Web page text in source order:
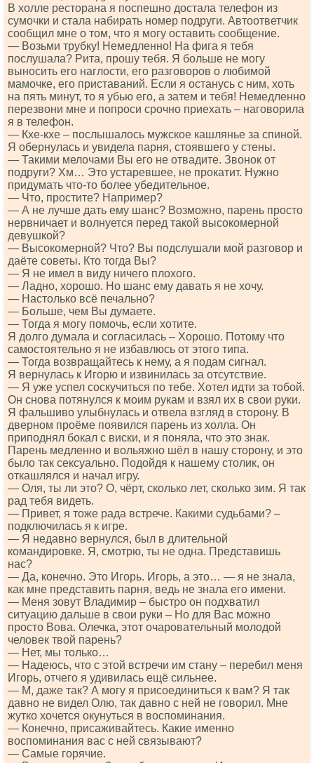
В холле ресторана я поспешно достала телефон из
сумочки и стала набирать номер подруги. Автоответчик
сообщил мне о том, что я могу оставить сообщение.
— Возьми трубку! Немедленно! На фига я тебя
послушала? Рита, прошу тебя. Я больше не могу
выносить его наглости, его разговоров о любимой
мамочке, его приставаний. Если я останусь с ним, хоть
на пять минут, то я убью его, а затем и тебя! Немедленно
перезвони мне и попроси срочно приехать – наговорила
я в телефон.
— Кхе-кхе – послышалось мужское кашлянье за спиной.
Я обернулась и увидела парня, стоявшего у стены.
— Такими мелочами Вы его не отвадите. Звонок от
подруги? Хм… Это устаревшее, не прокатит. Нужно
придумать что-то более убедительное.
— Что, простите? Например?
— А не лучше дать ему шанс? Возможно, парень просто
нервничает и волнуется перед такой высокомерной
девушкой?
— Высокомерной? Что? Вы подслушали мой разговор и
даёте советы. Кто тогда Вы?
— Я не имел в виду ничего плохого.
— Ладно, хорошо. Но шанс ему давать я не хочу.
— Настолько всё печально?
— Больше, чем Вы думаете.
— Тогда я могу помочь, если хотите.
Я долго думала и согласилась – Хорошо. Потому что
самостоятельно я не избавлюсь от этого типа.
— Тогда возвращайтесь к нему, а я подам сигнал.
Я вернулась к Игорю и извинилась за отсутствие.
— Я уже успел соскучиться по тебе. Хотел идти за тобой.
Он снова потянулся к моим рукам и взял их в свои руки.
Я фальшиво улыбнулась и отвела взгляд в сторону. В
дверном проёме появился парень из холла. Он
приподнял бокал с виски, и я поняла, что это знак.
Парень медленно и вольяжно шёл в нашу сторону, и это
было так сексуально. Подойдя к нашему столик, он
откашлялся и начал игру.
— Оля, ты ли это? О, чёрт, сколько лет, сколько зим. Я так
рад тебя видеть.
— Привет, я тоже рада встрече. Какими судьбами? –
подключилась я к игре.
— Я недавно вернулся, был в длительной
командировке. Я, смотрю, ты не одна. Представишь
нас?
— Да, конечно. Это Игорь. Игорь, а это… — я не знала,
как мне представить парня, ведь не знала его имени.
— Меня зовут Владимир – быстро он подхватил
ситуацию дальше в свои руки – Но для Вас можно
просто Вова. Олечка, этот очаровательный молодой
человек твой парень?
— Нет, мы только…
— Надеюсь, что с этой встречи им стану – перебил меня
Игорь, отчего я удивилась ещё сильнее.
— М, даже так? А могу я присоединиться к вам? Я так
давно не видел Олю, так давно с ней не говорил. Мне
жутко хочется окунуться в воспоминания.
— Конечно, присаживайтесь. Какие именно
воспоминания вас с ней связывают?
— Самые горячие.